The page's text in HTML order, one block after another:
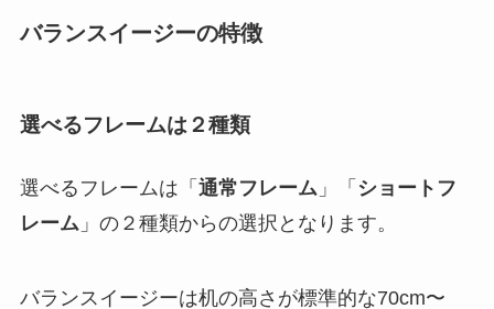
バランスイージーの特徴
選べるフレームは２種類
選べるフレームは「 通常フレーム」「 ショートフ
レーム」の２種類からの選択となります。
バランスイージーは机の高さが標準的な70cm〜